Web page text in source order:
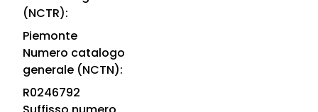
(NCTR):
Piemonte
Numero catalogo
generale (NCTN):
R0246792